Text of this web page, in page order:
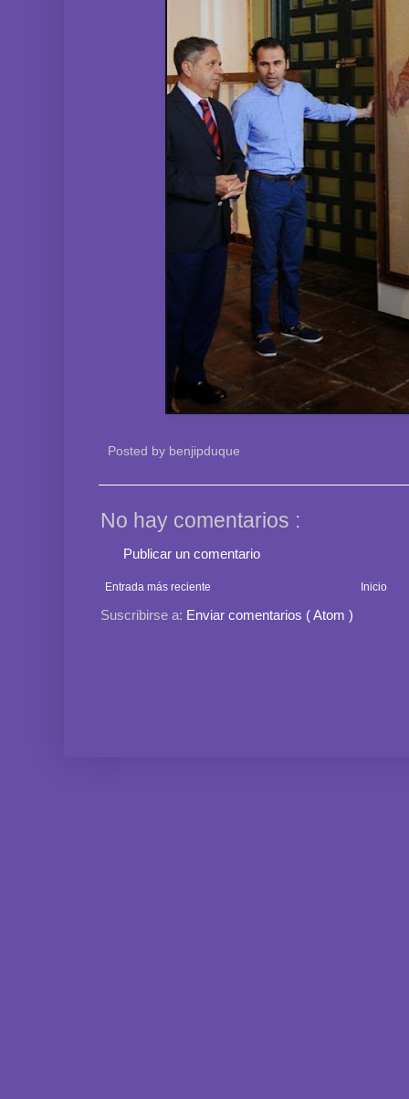
Posted by benjipduque
No hay comentarios :
Publicar un comentario
Entrada más reciente Inicio
Suscribirse a: Enviar comentarios ( Atom )